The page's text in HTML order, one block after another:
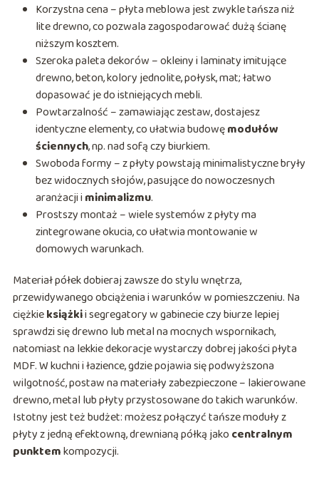
Korzystna cena – płyta meblowa jest zwykle tańsza niż
lite drewno, co pozwala zagospodarować dużą ścianę
niższym kosztem.
Szeroka paleta dekorów – okleiny i laminaty imitujące
drewno, beton, kolory jednolite, połysk, mat; łatwo
dopasować je do istniejących mebli.
Powtarzalność – zamawiając zestaw, dostajesz
identyczne elementy, co ułatwia budowęmodułów
ściennych, np. nad sofą czy biurkiem.
Swoboda formy – z płyty powstają minimalistyczne bryły
bez widocznych słojów, pasujące do nowoczesnych
aranżacji i minimalizmu.
Prostszy montaż – wiele systemów z płyty ma
zintegrowane okucia, co ułatwia montowanie w
domowych warunkach.
Materiał półek dobieraj zawsze do stylu wnętrza,
przewidywanego obciążenia i warunków w pomieszczeniu. Na
ciężkieksiążkii segregatory w gabinecie czy biurze lepiej
sprawdzi się drewno lub metal na mocnych wspornikach,
natomiast na lekkie dekoracje wystarczy dobrej jakości płyta
MDF. W kuchni i łazience, gdzie pojawia się podwyższona
wilgotność, postaw na materiały zabezpieczone – lakierowane
drewno, metal lub płyty przystosowane do takich warunków.
Istotny jest też budżet: możesz połączyć tańsze moduły z
płyty z jedną efektowną, drewnianą półką jako centralnym
punktemkompozycji.